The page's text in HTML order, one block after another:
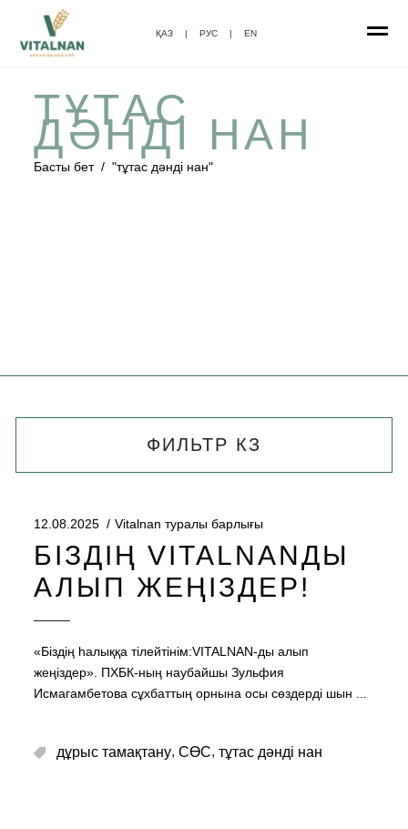
ҚАЗ | РУС | EN
ТҰТАС
ДӘНДІ НАН
Басты бет/ "тұтас дәнді нан"
ФИЛЬТР КЗ
12.08.2025 Vitalnan туралы барлығы
БІЗДІҢ VITALNANДЫ
АЛЫП ЖЕҢІЗДЕР!
«Біздің һалыққа тілейтінім:VITALNAN-ды алып
жеңіздер». ПХБК-ның наубайшы Зульфия
Исмагамбетова сұхбаттың орнына осы сөздерді шын
дұрыс тамақтану, СӨС, тұтас дәнді нан